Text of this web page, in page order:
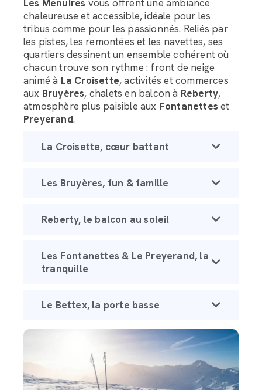
Les Menuires vous offrent une ambiance
chaleureuse et accessible, idéale pour les
tribus comme pour les passionnés. Reliés par
les pistes, les remontées et les navettes, ses
quartiers dessinent un ensemble cohérent où
chacun trouve son rythme : front de neige
animé à La Croisette, activités et commerces
aux Bruyères, chalets en balcon à Reberty,
atmosphère plus paisible aux Fontanettes et
Preyerand.
La Croisette, cœur battant
Les Bruyères, fun & famille
Reberty, le balcon au soleil
Les Fontanettes & Le Preyerand, la
tranquille
Le Bettex, la porte basse